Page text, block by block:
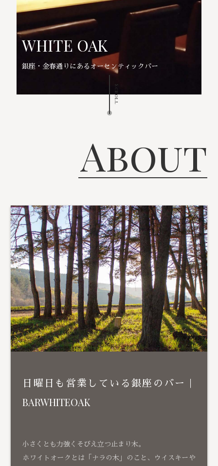
WHITE OAK
銀座・金春通りにあるオーセンティックバー
Scroll
About
日曜日も営業している銀座のバー｜
BARWHITEOAK
小さくとも力強くそびえ立つ止まり木。
ホワイトオークとは「ナラの木」のこと、ウイスキーや